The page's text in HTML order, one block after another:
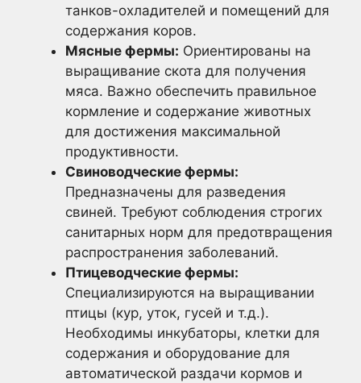
танков-охладителей и помещений для
содержания коров.
Мясные фермы: Ориентированы на
выращивание скота для получения
мяса. Важно обеспечить правильное
кормление и содержание животных
для достижения максимальной
продуктивности.
Свиноводческие фермы:
Предназначены для разведения
свиней. Требуют соблюдения строгих
санитарных норм для предотвращения
распространения заболеваний.
Птицеводческие фермы:
Специализируются на выращивании
птицы (кур, уток, гусей и т.д.).
Необходимы инкубаторы, клетки для
содержания и оборудование для
автоматической раздачи кормов и